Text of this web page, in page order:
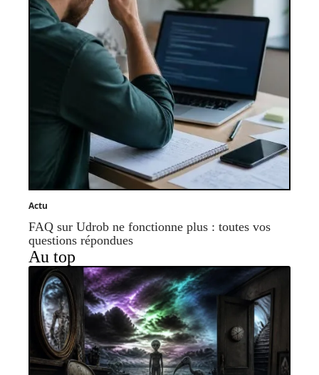
Actu
FAQ sur Udrob ne fonctionne plus : toutes vos
questions répondues
Au top